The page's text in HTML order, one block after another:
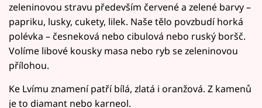
zeleninovou stravu především červené a zelené barvy –
papriku, lusky, cukety, lilek. Naše tělo povzbudí horká
polévka – česneková nebo cibulová nebo ruský boršč.
Volíme libové kousky masa nebo ryb se zeleninovou
přílohou.
Ke Lvímu znamení patří bílá, zlatá i oranžová. Z kamenů
je to diamant nebo karneol.